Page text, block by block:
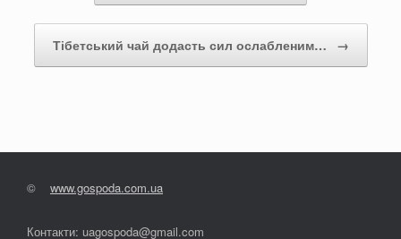
Тібетський чай додасть сил ослабленим… →
© www.gospoda.com.ua
Контакти: uagospoda@gmail.com